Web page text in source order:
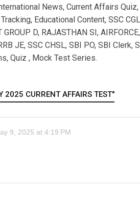
News, Current Affairs
Educational Content, SSC CGL
GROUP D, RAJASTHAN SI,
JE, SSC CHSL, SBI PO, SBI Clerk,
Quiz , Mock Test Series.
2025 CURRENT AFFAIRS TEST"
9, 2025 at 4:19 PM